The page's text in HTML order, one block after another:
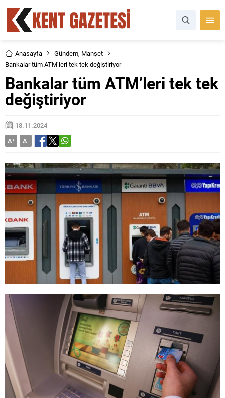
Anasayfa Gündem, Manşet
Bankalar tüm ATM’leri tek tek değiştiriyor
Bankalar tüm ATM’leri tek tek
değiştiriyor
18.11.2024
A+ A-